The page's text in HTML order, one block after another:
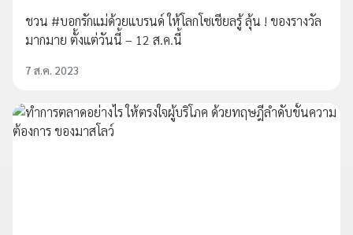
ชวน #บอกรักแม่ด้วยแบรนด์ ให้โลกโซเชียลรู้ ลุ้น ! ของรางวัล
มากมาย ตั้งแต่วันนี้ – 12 ส.ค.นี้
7 ส.ค. 2023